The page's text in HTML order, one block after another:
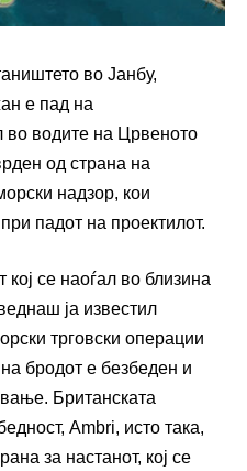
во Јанбу,
е пад на
во водите на Црвеното
од страна на
надзор, кои
падот на проектилот.
се наоѓал во близина
ја известил
трговски операции
бродот е безбеден и
Британската
Ambri, исто така,
за настанот, кој се